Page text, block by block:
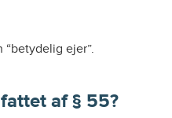
“betydelig ejer”.
af § 55?